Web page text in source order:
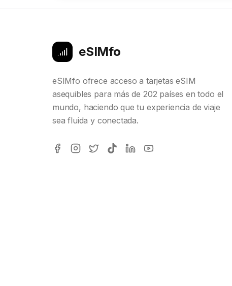
eSIMfo
eSIMfo ofrece acceso a tarjetas eSIM
asequibles para más de 202 países en todo el
mundo, haciendo que tu experiencia de viaje
sea fluida y conectada.